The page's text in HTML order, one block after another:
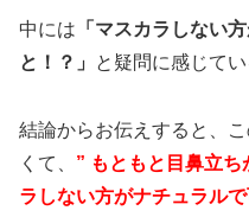
中には 「マスカラしない
と！？」
と疑問に感じて
結論からお伝えすると、
くて、 ” もともと目鼻立
ラしない方がナチュラル